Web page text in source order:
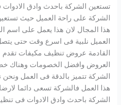
تستعين الشركة باحدث وادق
الشركة على راحة العميل حيث
هذا المجال لان هذا يعمل على اسم
العميل نلبية فى اسرع وقت حتى
القادمة عروض تنظيف مكيفات تقدم
الشركة تتميز بالدقة فى العمل
هذا العمل فالشركة تسعى دائما
الشركة باحدث وادق الادوات فى